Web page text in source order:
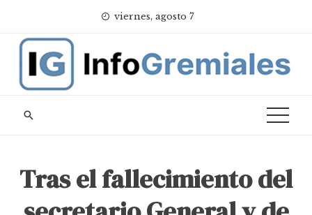
content
viernes, agosto 7
Tras el fallecimiento del